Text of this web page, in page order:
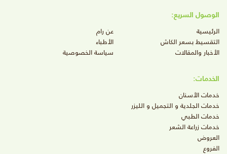
الوصول السريع:
الرئيسية
عن رام
التقسيط بسعر الكاش
الأطباء
الأخبار والمقالات
سياسة الخصوصية
الخدمات:
خدمات الأسنان
خدمات الجلدية و التجميل و الليزر
خدمات الطبي
خدمات زراعة الشعر
العروض
الفروع